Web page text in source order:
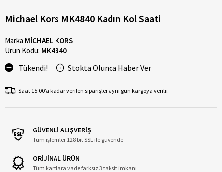
Michael Kors MK4840 Kadın Kol Saati
Marka MİCHAEL KORS
Ürün Kodu: MK4840
Tükendi! Stokta Olunca Haber Ver
Saat 15:00’a kadar verilen siparişler aynı gün kargoya verilir.
GÜVENLİ ALIŞVERİŞ
Tüm işlemler 128 bit SSL ile güvende
ORİJİNAL ÜRÜN
Tüm kartlara vade farksız 3 taksit imkanı